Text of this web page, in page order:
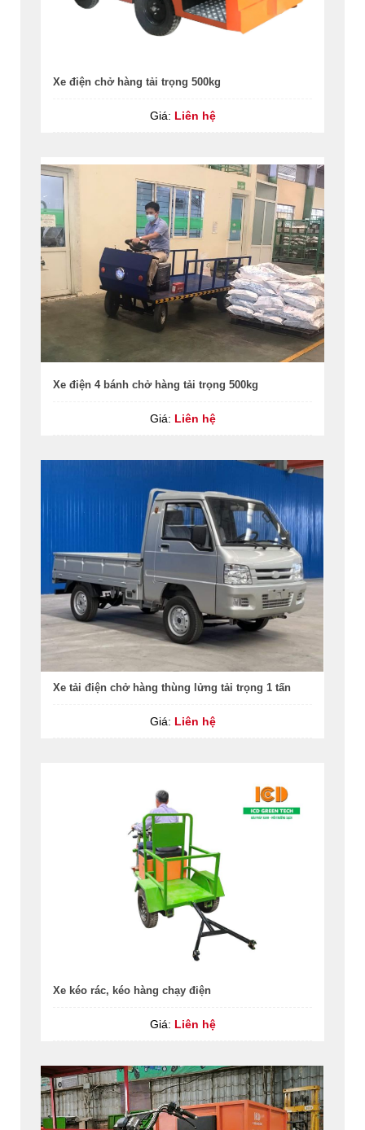
Xe điện chở hàng tải trọng 500kg
Giá: Liên hệ
Xe điện 4 bánh chở hàng tải trọng 500kg
Giá: Liên hệ
Xe tải điện chở hàng thùng lửng tải trọng 1 tấn
Giá: Liên hệ
Xe kéo rác, kéo hàng chạy điện
Giá: Liên hệ